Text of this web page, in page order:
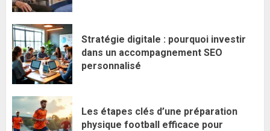
Stratégie digitale : pourquoi investir
dans un accompagnement SEO
personnalisé
Les étapes clés d’une préparation
physique football efficace pour